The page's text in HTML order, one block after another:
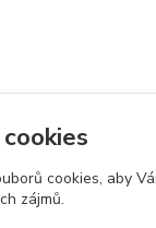
cookies, aby
zájmů.